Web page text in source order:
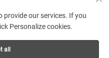
INDUSTRY CO.,LTD
provide our services. If you
Personalize cookies.
all